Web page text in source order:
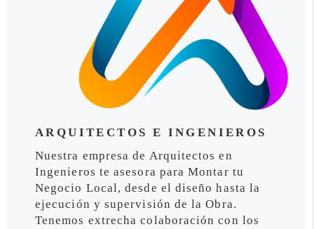
ARQUITECTOS E INGENIEROS
Nuestra empresa de Arquitectos en
Ingenieros te asesora para Montar tu
Negocio Local, desde el diseño hasta la
ejecución y supervisión de la Obra.
Tenemos extrecha colaboración con los